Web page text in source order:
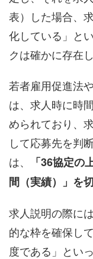
表）した場合、
化している」と
クは確かに存在し
若者雇用促進法
は、求人時に時
められており、
して応募先を判
は、
「36協定
間（実績）」を
求人説明の際に
的な枠を確保し
度である」とい